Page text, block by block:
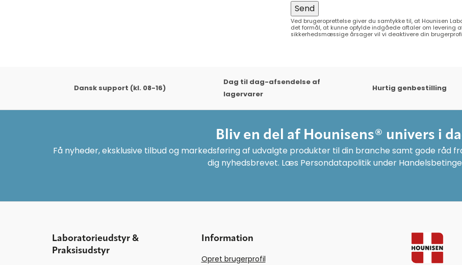
Ved brugeroprettelse giver du samtykke til, at Hounisen
det formål, at kunne opfylde indgåede aftaler om levering
sikkerhedsmæssige årsager vil vi deaktivere din
Dansk support (kl. 08-16)
Dag til dag-afsendelse af
lagervarer
Hurtig genbestilling
Bliv en del af Hounisens® univers i
Få nyheder, eksklusive tilbud og markedsføring af udvalgte produkter til din branche samt gode råd
dig nyhedsbrevet. Læs Persondatapolitik under
Laboratorieudstyr &
Praksisudstyr
Information
Opret brugerprofil